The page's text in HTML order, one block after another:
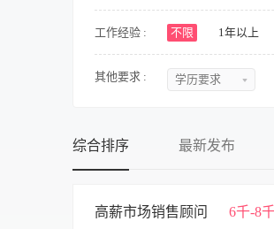
工作经验 : 不限 1年以上
其他要求 : 学历要求
初中
中技
综合排序 最新发布
高薪市场销售顾问 6千-8